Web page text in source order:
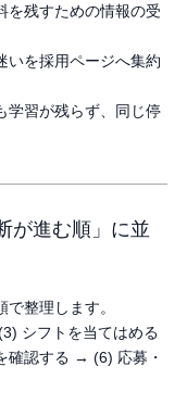
を残すための情報の受
いを採用ページへ集約
学習が残らず、同じ停
が進む順」に並
整理します。
シフトを当てはめる
認する → (6) 応募・